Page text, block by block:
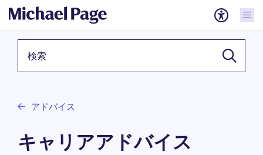
アドバイス
キャリアアドバイス